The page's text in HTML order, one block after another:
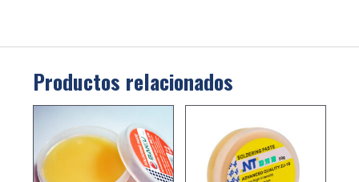
Productos relacionados